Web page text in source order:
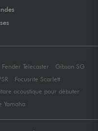
Fender Telecaster
Gibson SG
Focusrite Scarlett
acoustique pour débuter
Yamaha